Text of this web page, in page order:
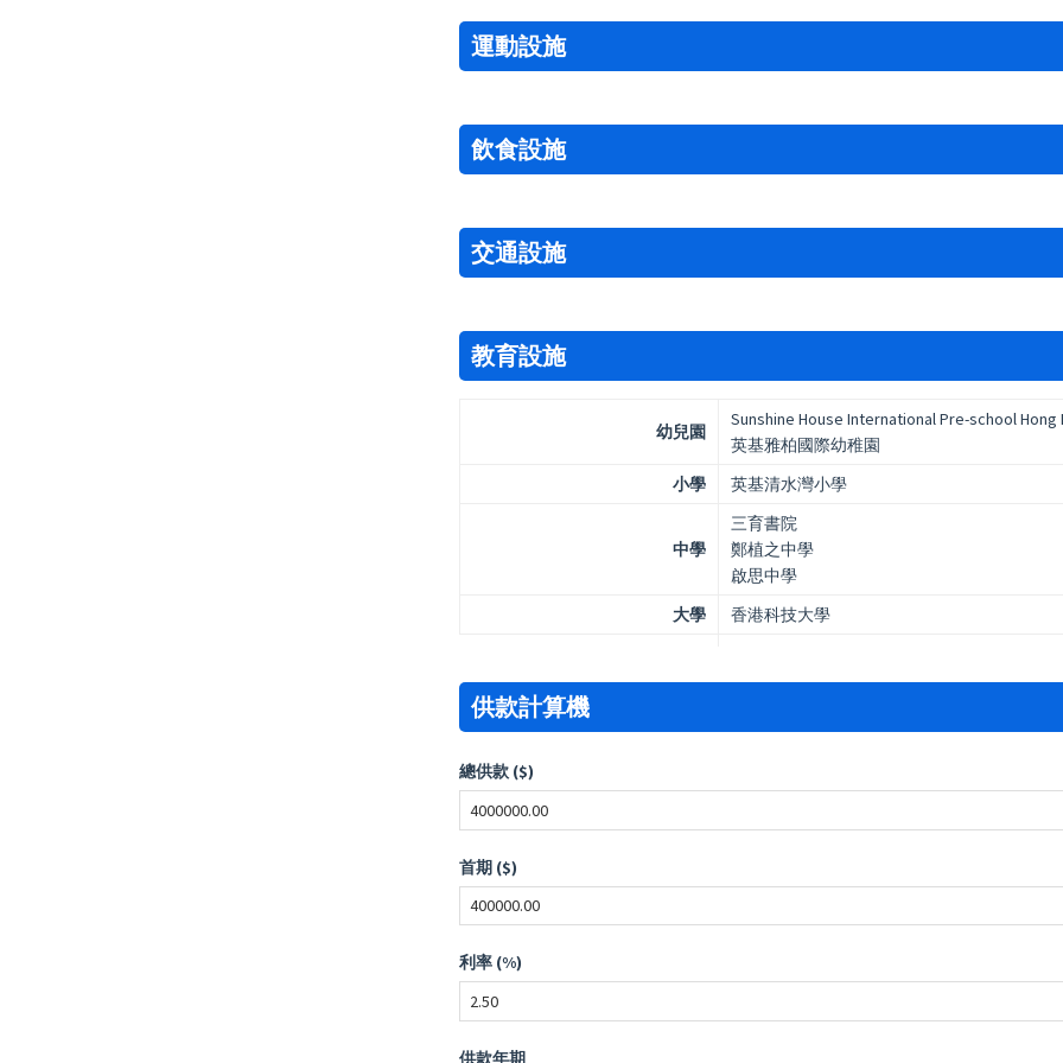
運動設施
飲食設施
交通設施
教育設施
幼兒園
Sunshine House International Pre-school Hong
英基雅柏國際幼稚園
小學
英基清水灣小學
中學
三育書院
鄭植之中學
啟思中學
大學
香港科技大學
供款計算機
總供款 ($)
首期 ($)
利率 (%)
供款年期